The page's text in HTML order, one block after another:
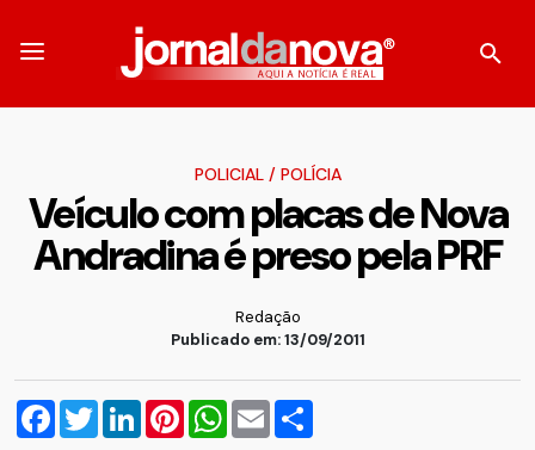
POLICIAL/ POLÍCIA
Veículo com placas de Nova
Andradina é preso pela PRF
Redação
Publicado em: 13/09/2011
Facebook
TwitterLinkedInPinterestWhatsApp
Email